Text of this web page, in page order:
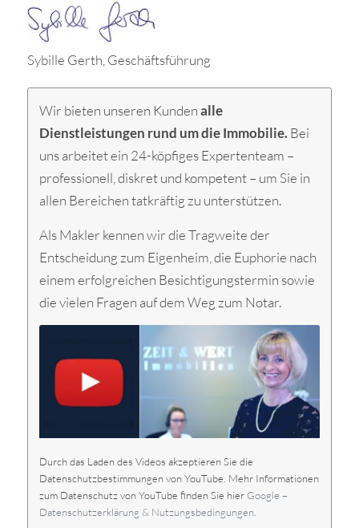
Sybille Gerth, Geschäftsführung
Wir bieten unseren Kundenalle
Dienstleistungen rund um die Immobilie.Bei
uns arbeitet ein 24-köpfigesExpertenteam –
professionell, diskret und kompetent – um Sie in
allen Bereichen tatkräftig zu unterstützen.
Als Makler kennen wir die Tragweite der
Entscheidung zum Eigenheim, die Euphorie nach
einem erfolgreichen Besichtigungstermin sowie
die vielen Fragen auf dem Weg zum Notar.
Durch das Laden des Videos akzeptieren Sie die
Datenschutzbestimmungen von YouTube. Mehr Informationen
zum Datenschutz von YouTube finden Sie hier Google –
Datenschutzerklärung & Nutzungsbedingungen.